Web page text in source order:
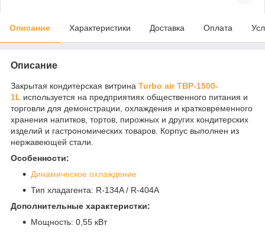
Описание Характеристики Доставка Оплата
Описание
Закрытая кондитерская витрина Turbo air TBP-1500-
1L используется на предприятиях общественного питания и
торговли для демонстрации, охлаждения и кратковременного
хранения напитков, тортов, пирожных и других кондитерских
изделий и гастрономических товаров. Корпус выполнен из
нержавеющей стали.
Особенности:
Динамическое охлаждение
Тип хладагента: R-134A / R-404A
Дополнительные характеристки:
Мощность: 0,55 кВт